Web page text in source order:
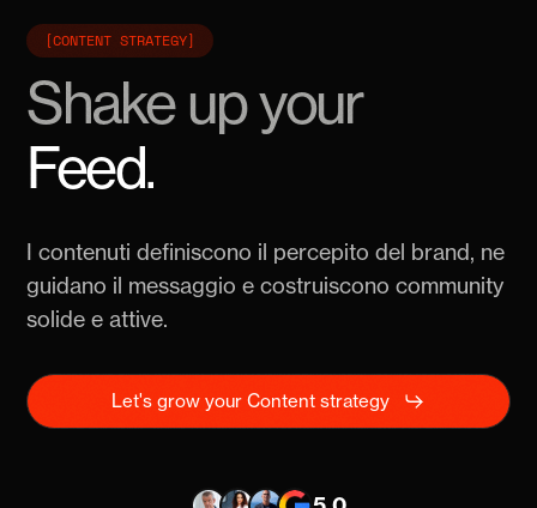
[CONTENT STRATEGY]
Shake up your
growth.
I contenuti definiscono il percepito del brand, ne
guidano il messaggio e costruiscono community
solide e attive.
Let's grow your Content strategy